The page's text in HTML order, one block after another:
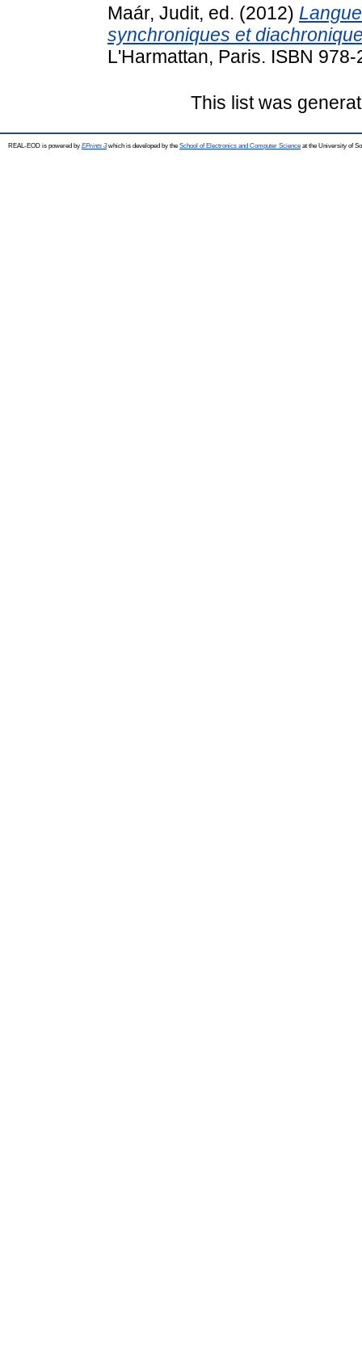
Maár, Judit, ed. (2012)
synchroniques et
L'Harmattan, Paris. ISBN
This list was
REAL-EOD is powered by EPrints 3which is developed by the School of Electronics and Computer Science at the University of